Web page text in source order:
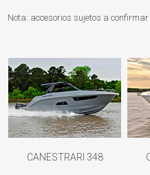
Nota: accesorios sujetos a
CANESTRARI 348